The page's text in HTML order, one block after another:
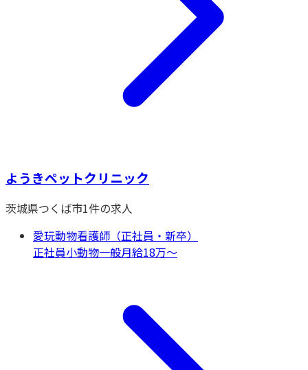
ようきペットクリニック
茨城県つくば市1件の求人
愛玩動物看護師（正社員・新卒）
正社員小動物一般月給18万〜